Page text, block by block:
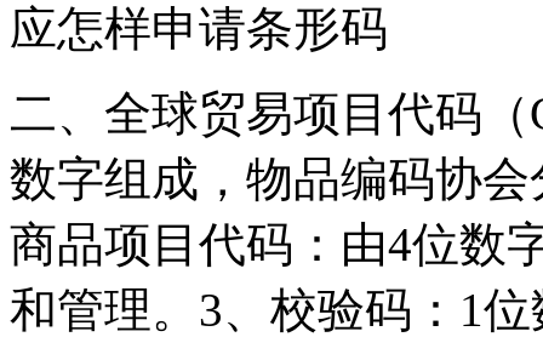
应怎样申请条形码
二、全球贸易项目代码
数字组成，物品编码协
商品项目代码：由4位数
和管理。3、校验码：1